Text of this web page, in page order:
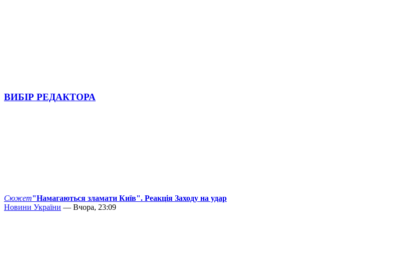
ВИБІР РЕДАКТОРА
Сюжет"Намагаються зламати Київ". Реакція Заходу на удар
Новини України — Вчора, 23:09